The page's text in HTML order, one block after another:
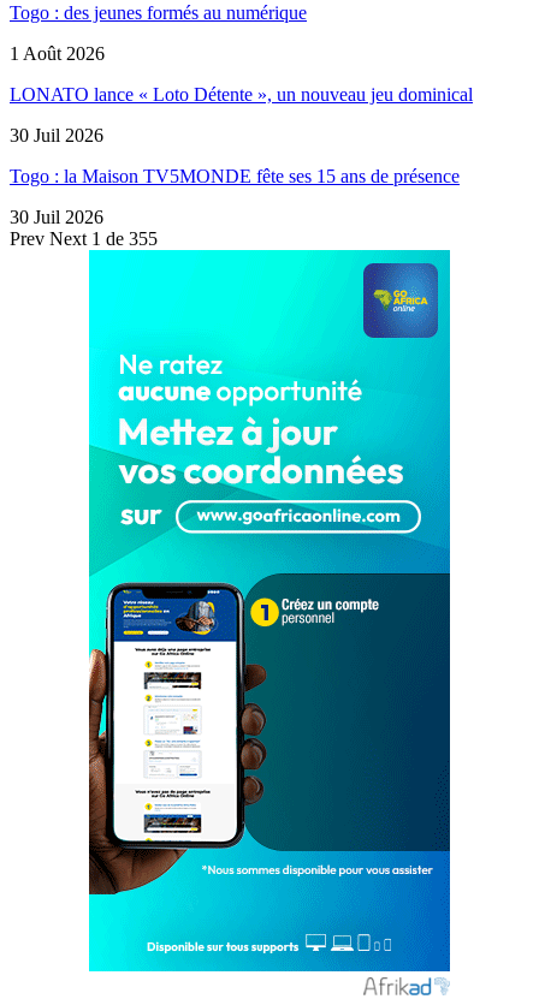
Togo : des jeunes formés au numérique
1 Août 2026
LONATO lance « Loto Détente », un nouveau jeu dominical
30 Juil 2026
Togo : la Maison TV5MONDE fête ses 15 ans de présence
30 Juil 2026
Prev Next 1 de 355